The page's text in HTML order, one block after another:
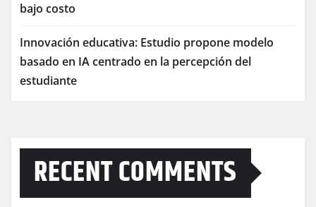
bajo costo
Innovación educativa: Estudio propone modelo
basado en IA centrado en la percepción del
estudiante
RECENT COMMENTS